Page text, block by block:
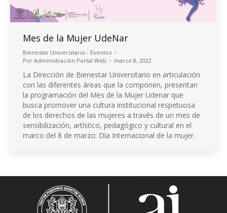
Mes de la Mujer UdeNar
Bienestar Universitario - Eventos
Por Administración Portal Web marzo 8, 2022
La Dirección de Bienestar Universitario en articulación
con las diferentes áreas que la componen, presentan
la programación del Mes de la Mujer Udenar que
busca promover una cultura institucional respetuosa
de los derechos de las mujeres a través de un mes de
sensibilización, artístico, pedagógico y cultural en el
marco del 8 de marzo: Día Internacional de la mujer.